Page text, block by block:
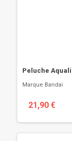
Peluche Aquali
Marque Bandai
21,90 €